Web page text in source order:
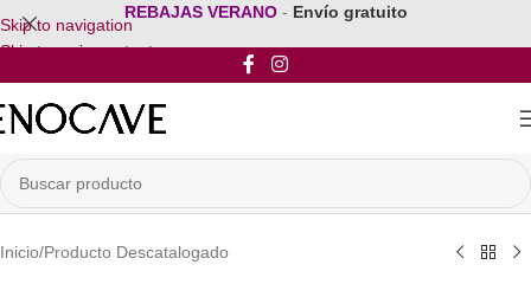
Skip to navigation
Skip to main content
REBAJAS VERANO - Envío gratuito
Inicio/Producto Descatalogado